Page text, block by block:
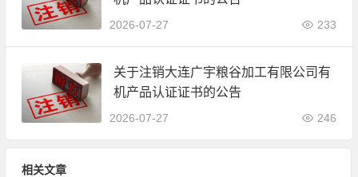
2026-07-27 233
关于注销大连广宇粮谷加工有限公司有
机产品认证证书的公告
2026-07-27 246
相关文章